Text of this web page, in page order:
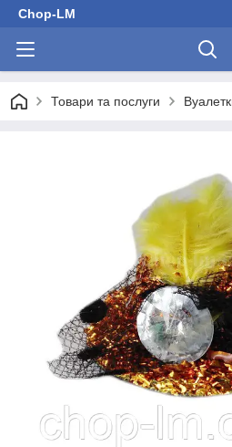
Chop-LM
Товари та послуги